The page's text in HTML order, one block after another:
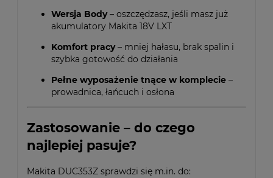
Wersja Body– oszczędzasz, jeśli masz już
akumulatory Makita 18V LXT
Komfort pracy– mniej hałasu, brak spalin i
szybka gotowość do działania
Pełne wyposażenie tnące w komplecie –
prowadnica, łańcuch i osłona
Zastosowanie – do czego
najlepiej pasuje?
Makita DUC353Z sprawdzi się m.in. do: